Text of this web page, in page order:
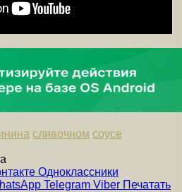
сливочном соусе
Одноклассники
Telegram Viber Печатать